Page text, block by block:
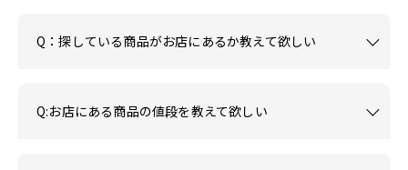
Q：探している商品がお店にあるか教えて欲しい
Q:お店にある商品の値段を教えて欲しい